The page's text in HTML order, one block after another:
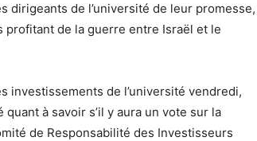
de l’université de leur promesse,
profitant de la guerre entre Israël et le
investissements de l’université vendredi,
à savoir s’il y aura un vote sur la
de Responsabilité des Investisseurs